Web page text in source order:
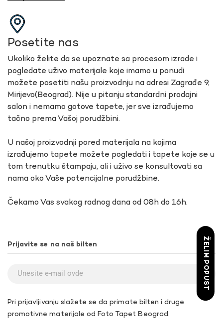
Posetite nas
Ukoliko želite da se upoznate sa procesom izrade i
pogledate uživo materijale koje imamo u ponudi
možete posetiti našu proizvodnju na adresi Zagrađe 9,
Mirijevo(Beograd). Nije u pitanju standardni prodajni
salon i nemamo gotove tapete, jer sve izrađujemo
tačno prema Vašoj porudžbini.
U našoj proizvodnji pored materijala na kojima
izrađujemo tapete možete pogledati i tapete koje se u
tom trenutku štampaju, ali i uživo se konsultovati sa
nama oko Vaše potencijalne porudžbine.
Čekamo Vas svakog radnog dana od 08h do 16h.
Prijavite se na naš bilten
Pri prijavljivanju slažete se da primate bilten i druge
promotivne materijale od Foto Tapet Beograd.
ŽELIM POPUST